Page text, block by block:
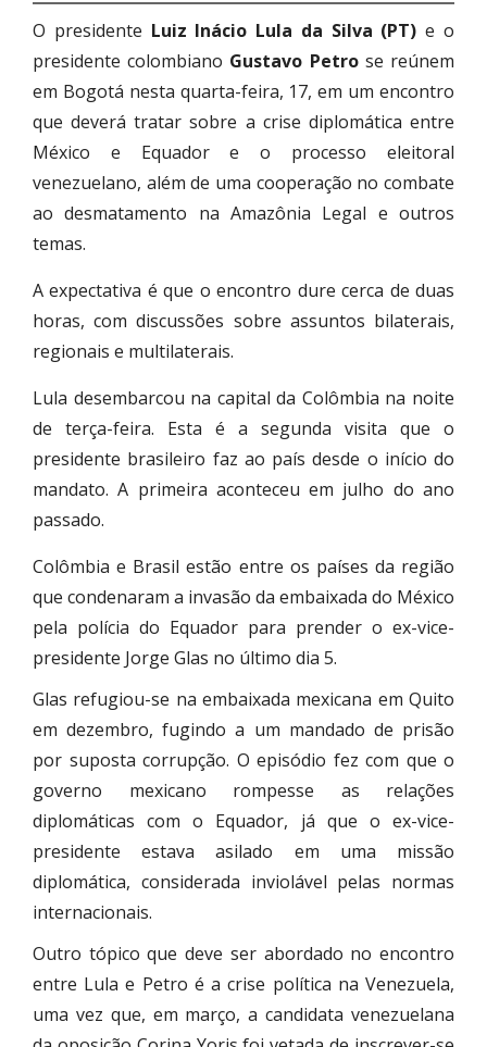
O presidente Luiz Inácio Lula da Silva (PT) e o
presidente colombiano Gustavo Petrose reúnem
em Bogotá nesta quarta-feira, 17,em um encontro
que deverá tratar sobre a crise diplomática entre
México e Equador e o processo eleitoral
venezuelano, além de uma cooperação no combate
ao desmatamento na Amazônia Legal e outros
temas.
A expectativa é que o encontro dure cerca de duas
horas, com discussões sobre assuntos bilaterais,
regionais e multilaterais.
Lula desembarcou na capital da Colômbia na noite
de terça-feira. Esta é a segunda visita que o
presidente brasileiro faz ao país desde o início do
mandato. A primeira aconteceu em julho do ano
passado.
Colômbia e Brasil estão entre os países da região
que condenaram a invasão da embaixada do México
pela polícia do Equador para prender o ex-vice-
presidente Jorge Glas no último dia 5.
Glas refugiou-se na embaixada mexicana em Quito
em dezembro, fugindo a um mandado de prisão
por suposta corrupção. O episódio fez com que o
governo mexicano rompesse as relações
diplomáticas com o Equador, já que o ex-vice-
presidente estava asilado em uma missão
diplomática, considerada inviolável pelas normas
internacionais.
Outro tópico que deve ser abordado no encontro
entre Lula e Petro é a crise política na Venezuela,
uma vez que, em março, a candidata venezuelana